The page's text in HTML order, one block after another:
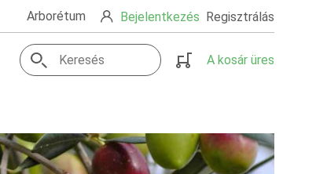
Arborétum Bejelentkezés Regisztrálás
A kosár üres